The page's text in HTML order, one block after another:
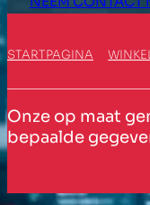
STARTPAGINA
Onze op maat
bepaalde